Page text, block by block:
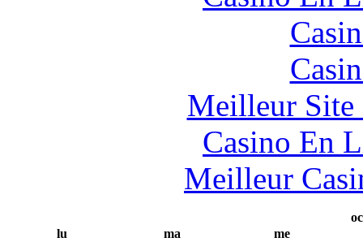
Meilleur Site
Casino En
Meilleur
lu
ma
me